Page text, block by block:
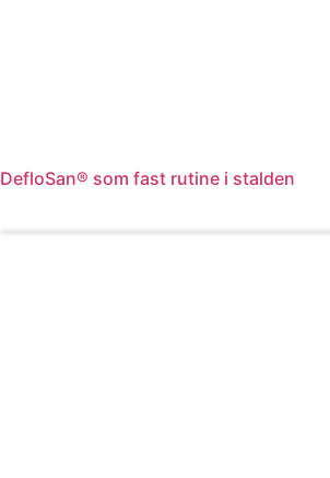
DefloSan® som fast rutine i stalden